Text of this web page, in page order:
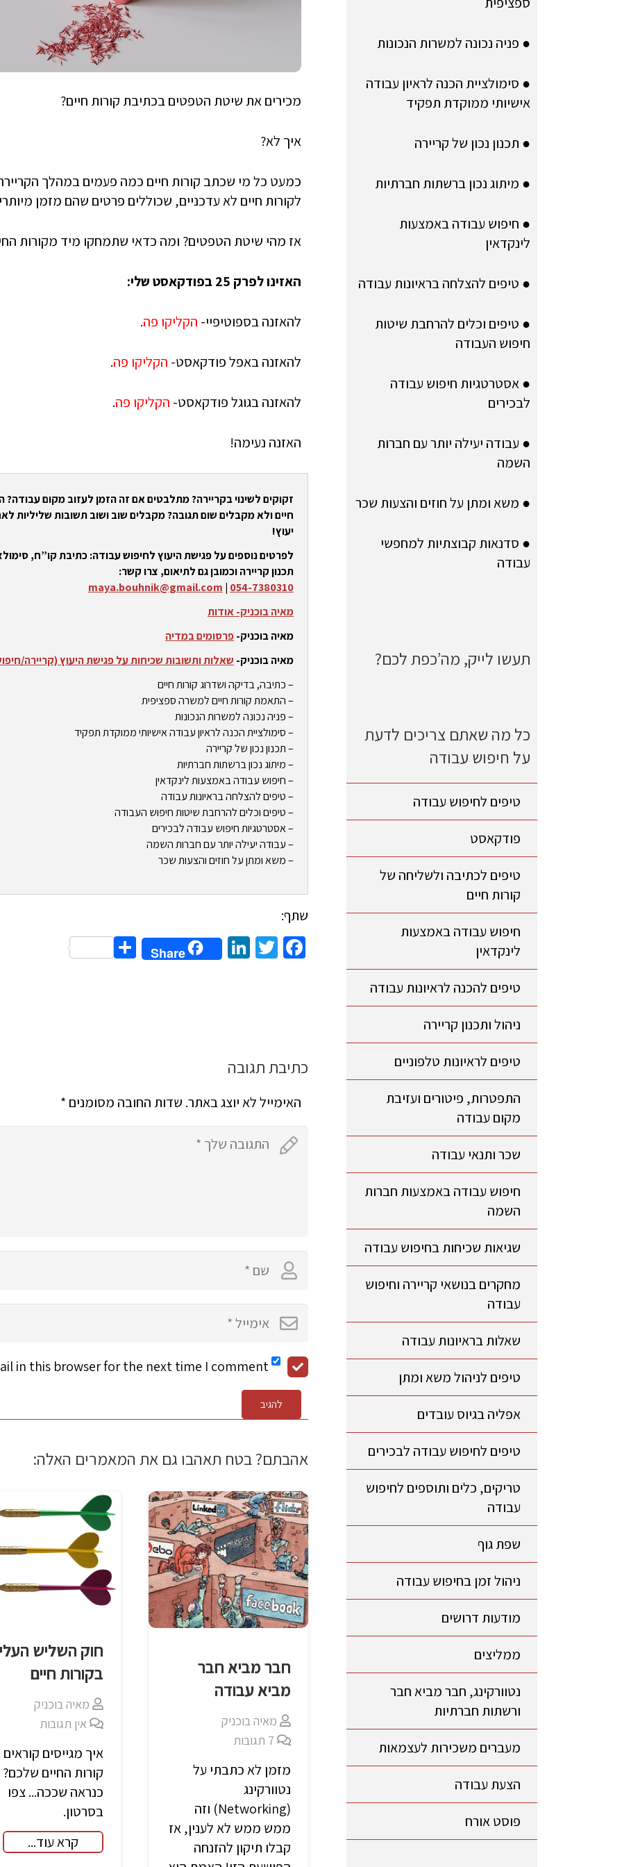
מכירים את שיטת הטפטים בכתיבת קורות חיים?
איך לא?
כמעט כל מי שכתב קורות חיים כמה פעמים במהלך
לקורות חיים לא עדכניים, שכוללים פרטים שהם מזמן
אז מהי שיטת הטפטים? ומה כדאי שתמחקו מיד מקורות
האזינו לפרק 25 בפודקאסט שלי:
להאזנה בספוטיפיי- הקליקו פה.
להאזנה באפל פודקאסט- הקליקו פה.
להאזנה בגוגל פודקאסט- הקליקו פה.
האזנה נעימה!
זקוקים לשינוי בקריירה? מתלבטים אם זה הזמן לעזוב מקום
חיים ולא מקבלים שום תגובה? מקבלים שוב ושוב תשובות שליליות
יעוץ!
לפרטים נוספים על פגישת היעוץ לחיפוש עבודה: כתיבת קו”ח,
תכנון קריירה וכמובן גם לתיאום, צרו קשר:
054-7380310
|
maya.bouhnik@gmail.com
מאיה בוכניק- אודות
מאיה בוכניק-פרסומים במדיה
מאיה בוכניק- שאלות ותשובות שכיחות על פגישת היעוץ (קריירה/
– כתיבה, בדיקה ושדרוג קורות חיים
– התאמת קורות חיים למשרה ספציפית
– פניה נכונה למשרות הנכונות
– סימולציית הכנה לראיון עבודה אישיותי ממוקדת תפקיד
– תכנון נכון של קריירה
– מיתוג נכון ברשתות חברתיות
– חיפוש עבודה באמצעות לינקדאין
– טיפים להצלחה בראיונות עבודה
– טיפים וכלים להרחבת שיטות חיפוש העבודה
– אסטרטגיות חיפוש עבודה לבכירים
– עבודה יעילה יותר עם חברות השמה
– משא ומתן על חוזים והצעות שכר
שתף:
Facebook
Twitter
LinkedIn
Share
Share
כתיבת תגובה
האימייל לא יוצג באתר. שדות החובה מסומנים *
in this browser for the next time I comment.
להגיב
אהבתם? בטח תאהבו גם את המאמרים האלה:
חבר מביא חבר
מביא עבודה
מאיה בוכניק
7 תגובות
מזמן לא כתבתי על
נטוורקינג
(Networking) וזה
ממש ממש לא לענין, אז
קבלו תיקון להזנחה
חוק השליש
בקורות חיים
מאיה בוכניק
אין תגובות
איך מגייסים
קורות החיים שלכם?
כנראה שככה... צפו
בסרטון.
קרא עוד...
● פניה נכונה למשרות הנכונות
● סימולציית הכנה לראיון עבודה
אישיותי ממוקדת תפקיד
● תכנון נכון של קריירה
● מיתוג נכון ברשתות חברתיות
● חיפוש עבודה באמצעות
לינקדאין
● טיפים להצלחה בראיונות עבודה
● טיפים וכלים להרחבת שיטות
חיפוש העבודה
● אסטרטגיות חיפוש עבודה
לבכירים
● עבודה יעילה יותר עם חברות
השמה
● משא ומתן על חוזים והצעות שכר
● סדנאות קבוצתיות למחפשי
עבודה
תעשו לייק, מה’כפת לכם?
כל מה שאתם צריכים לדעת
על חיפוש עבודה
טיפים לחיפוש עבודה
פודקאסט
טיפים לכתיבה ולשליחה של
קורות חיים
חיפוש עבודה באמצעות
לינקדאין
טיפים להכנה לראיונות עבודה
ניהול ותכנון קריירה
טיפים לראיונות טלפוניים
התפטרות, פיטורים ועזיבת
מקום עבודה
שכר ותנאי עבודה
חיפוש עבודה באמצעות חברות
השמה
שגיאות שכיחות בחיפוש עבודה
מחקרים בנושאי קריירה וחיפוש
עבודה
שאלות בראיונות עבודה
טיפים לניהול משא ומתן
אפליה בגיוס עובדים
טיפים לחיפוש עבודה לבכירים
טריקים, כלים ותוספים לחיפוש
עבודה
שפת גוף
ניהול זמן בחיפוש עבודה
מודעות דרושים
ממליצים
נטוורקינג, חבר מביא חבר
ורשתות חברתיות
מעברים משכירות לעצמאות
הצעת עבודה
פוסט אורח